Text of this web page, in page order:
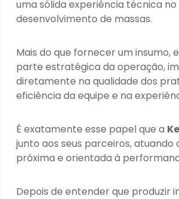
uma sólida experiência técnica no
desenvolvimento de massas.
Mais do que fornecer um insumo,
parte estratégica da operação,
diretamente na qualidade dos
eficiência da equipe e na
É exatamente esse papel que a
junto aos seus parceiros, atuando
próxima e orientada à
Depois de entender que produzir